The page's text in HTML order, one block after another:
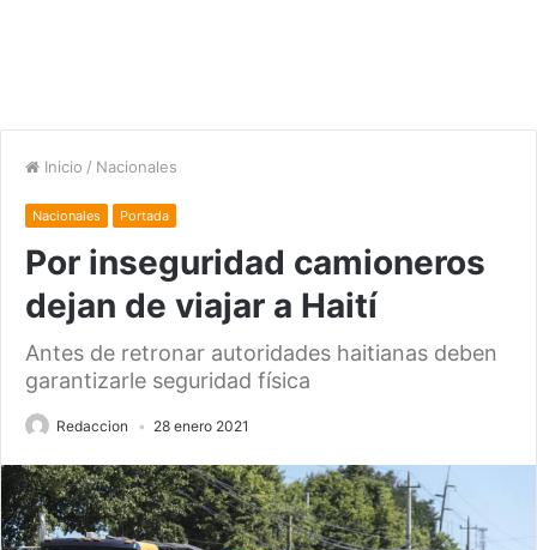
Inicio / Nacionales
Nacionales Portada
Por inseguridad camioneros
dejan de viajar a Haití
Antes de retronar autoridades haitianas deben
garantizarle seguridad física
Redaccion 28 enero 2021